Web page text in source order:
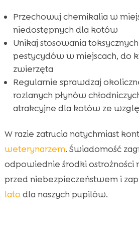
Przechowuj chemikalia w
niedostępnych dla kotów
Unikaj stosowania
pestycydów w miejscach, do
zwierzęta
Regularnie sprawdzaj
rozlanych płynów
atrakcyjne dla kotów ze
W razie zatrucia natychmiast
weterynarzem. Świadomość
odpowiednie środki ostrożności
przed niebezpieczeństwem i
lato dla naszych pupilów.